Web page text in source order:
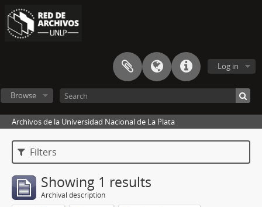
Log in
Browse
Archivos de la Universidad Nacional de La Plata
Filters
Showing 1 results
Archival description